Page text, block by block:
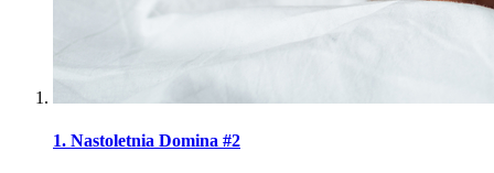
1. Nastoletnia Domina #2